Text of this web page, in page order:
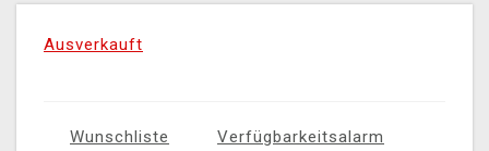
Ausverkauft
Wunschliste Verfügbarkeitsalarm